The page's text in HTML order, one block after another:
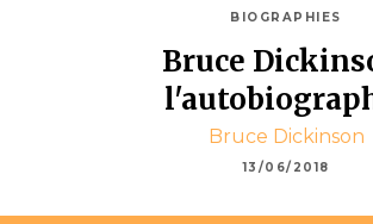
BIOGRAPHIES
Bruce
Bruce Dickinson
13/06/2018